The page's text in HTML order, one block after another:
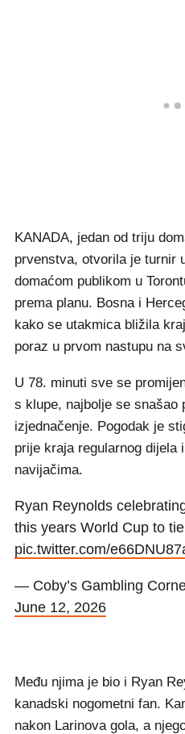
KANADA, jedan od triju
prvenstva, otvorila je turnir
domaćom publikom u
prema planu. Bosna i
kako se utakmica bližila
poraz u prvom nastupu na
U 78. minuti sve se
s klupe, najbolje se snašao
izjednačenje. Pogodak je
prije kraja regularnog dijela
navijačima.
Ryan Reynolds
this years World Cup to
pic.twitter.com/
— Coby’s Gambling
June 12, 2026
Među njima je bio i Ryan
kanadski nogometni fan.
nakon Larinova gola, a